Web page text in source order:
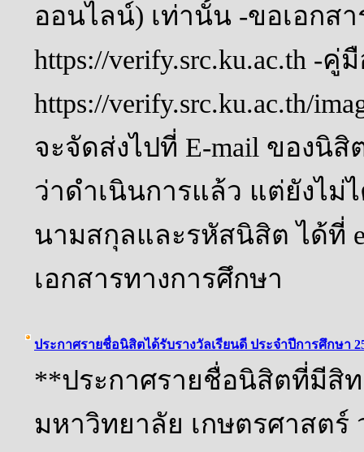
ออนไลน์) เท่านั้น -ขอเอกส
https://verify.src.ku.ac.th -คู่
https://verify.src.ku.ac.th/
จะจัดส่งไปที่ E-mail ของนิ
ว่าดำเนินการแล้ว แต่ยังไม่
นามสกุลและรหัสนิสิต ได้ที่ e-
เอกสารทางการศึกษา
ประกาศรายชื่อนิสิตได้รับรางวัลเรียนดี ประจำปีการศึกษา
**ประกาศรายชื่อนิสิตที่มีสิ
มหาวิทยาลัย เกษตรศาสต